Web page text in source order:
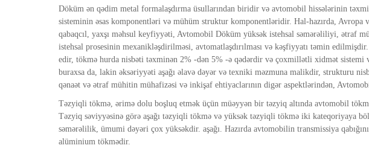
Döküm ən qədim metal formalaşdırma üsullarından biridir və avtomobil hissələrinin
sisteminin əsas komponentləri və mühüm struktur komponentləridir. Hal-hazırda,
qabaqcıl, yaxşı məhsul keyfiyyəti, Avtomobil Döküm yüksək istehsal səmərəliliyi, ətraf
istehsal prosesinin mexanikləşdirilməsi, avtomatlaşdırılması və kəşfiyyatı təmin
edir, tökmə hurda nisbəti təxminən 2% -dən 5% -ə qədərdir və çoxmillətli xidmət sistemi
buraxsa da, lakin əksəriyyəti aşağı əlavə dəyər və texniki məzmuna malikdir, strukturu
qənaət və ətraf mühitin mühafizəsi və inkişaf ehtiyaclarının digər aspektlərindən,
Təzyiqli tökmə, ərimə dolu boşluq etmək üçün müəyyən bir təzyiq altında avtomobil
Təzyiq səviyyəsinə görə aşağı təzyiqli tökmə və yüksək təzyiqli tökmə iki kateqoriyaya
səmərəlilik, ümumi dəyəri çox yüksəkdir. aşağı. Hazırda avtomobilin transmissiya
alüminium tökmədir.